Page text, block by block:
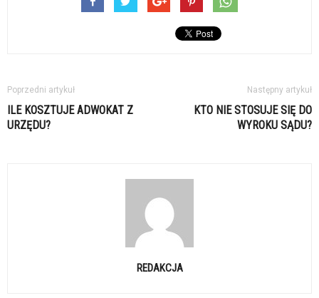
Poprzedni artykuł
ILE KOSZTUJE ADWOKAT Z
URZĘDU?
Następny artykuł
KTO NIE STOSUJE SIĘ DO
WYROKU SĄDU?
REDAKCJA